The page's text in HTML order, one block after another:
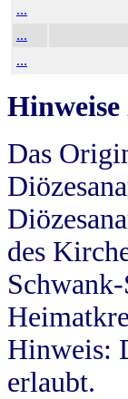
...
...
...
Das
des
Hinweis:
erlaubt.